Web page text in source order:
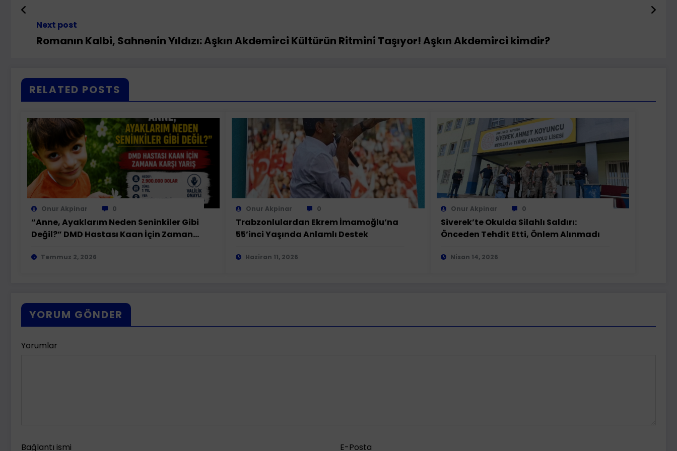
Next post
Romanın Kalbi, Sahnenin Yıldızı: Aşkın Akdemirci Kültürün Ritmini Taşıyor! Aşkın Akdemirci kimdir?
RELATED POSTS
Onur Akpinar 0
“Anne, Ayaklarım Neden Seninkiler Gibi
Değil?” DMD Hastası Kaan İçin Zamana
Temmuz 2, 2026
Onur Akpinar 0
Trabzonlulardan Ekrem İmamoğlu’na
55’inci Yaşında Anlamlı Destek
Haziran 11, 2026
Onur Akpinar 0
Siverek’te Okulda Silahlı Saldırı:
Önceden Tehdit Etti, Önlem Alınmadı
Nisan 14, 2026
YORUM GÖNDER
Yorumlar
Bağlantı ismi E-Posta